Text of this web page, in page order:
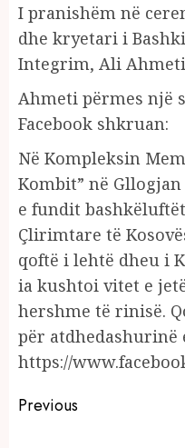
I pranishëm në
dhe kryetari i
Integrim, Ali
Ahmeti përmes një
Facebook shkruan:
Në Kompleksin
Kombit” në
e fundit
Çlirimtare të
qoftë i lehtë dheu i
ia kushtoi vitet e
hershme të rinisë.
për atdhedashurinë
https://
Continue
Previous